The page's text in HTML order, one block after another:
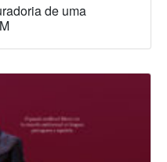
de uma